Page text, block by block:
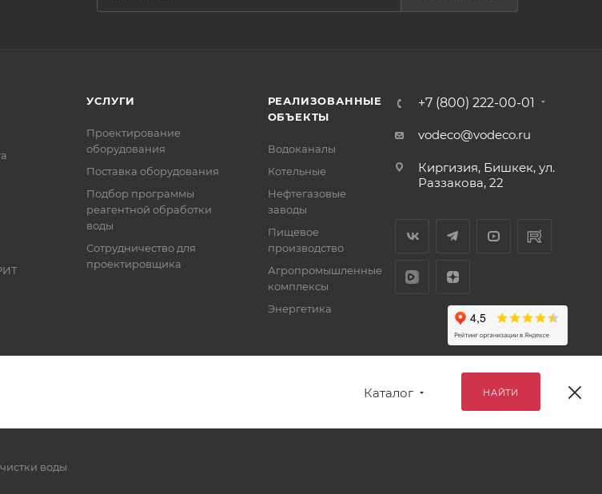
УСЛУГИ
Проектирование
оборудования
Поставка оборудования
Подбор программы
реагентной обработки
воды
Сотрудничество для
проектировщика
РЕАЛИЗОВАННЫЕ
ОБЪЕКТЫ
Водоканалы
Котельные
Нефтегазовые
заводы
Пищевое
производство
Агропромышленные
комплексы
Энергетика
+7 (800) 222-00-01
vodeco@vodeco.ru
Киргизия, Бишкек, ул.
Раззакова, 22
воды
НАЙТИ
Каталог